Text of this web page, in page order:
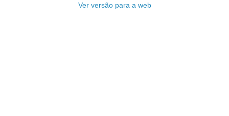
Ver versão para a web